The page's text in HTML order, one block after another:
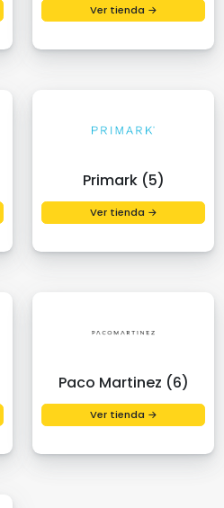
Ver tienda →
Primark (5)
Ver tienda →
Paco Martinez (6)
Ver tienda →